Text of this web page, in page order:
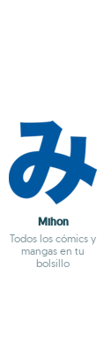
Mihon
Todos los cómics y
mangas en tu
bolsillo